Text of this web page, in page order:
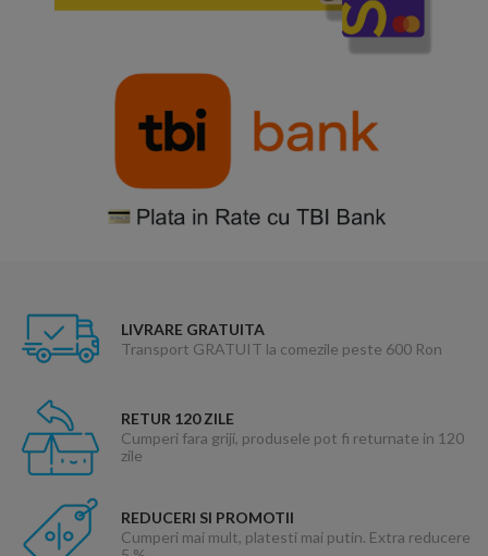
LIVRARE GRATUITA
Transport GRATUIT la comezile peste 600 Ron
RETUR 120 ZILE
Cumperi fara griji, produsele pot fi returnate in 120
zile
REDUCERI SI PROMOTII
Cumperi mai mult, platesti mai putin. Extra reducere